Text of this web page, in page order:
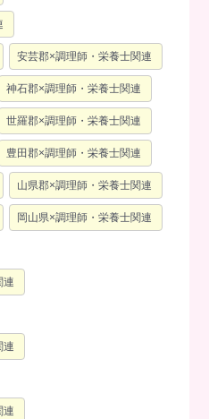
安芸郡×調理師・栄養士関連
神石郡×調理師・栄養士関連
世羅郡×調理師・栄養士関連
豊田郡×調理師・栄養士関連
山県郡×調理師・栄養士関連
岡山県×調理師・栄養士関連
連
連
連